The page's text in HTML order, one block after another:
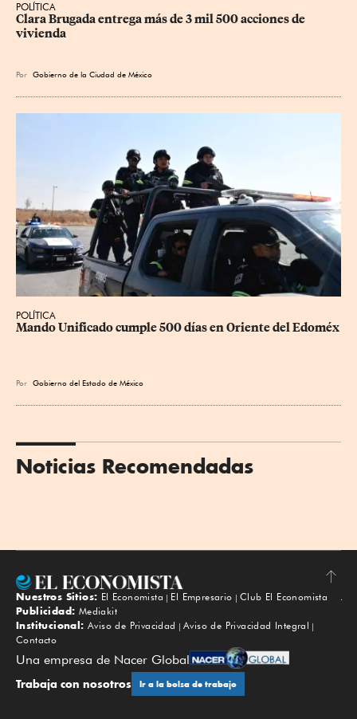
POLÍTICA
Clara Brugada entrega más de 3 mil 500 acciones de
vivienda
Por Gobierno de la Ciudad de México
POLÍTICA
Mando Unificado cumple 500 días en Oriente del Edoméx
Por Gobierno del Estado de México
Noticias Recomendadas
Subir
Nuestros Sitios: El Economista El Empresario
Club El Economista
Publicidad: Mediakit
Institucional: Aviso de Privacidad
Aviso de Privacidad Integral
Contacto
Una empresa de Nacer Global
Trabaja con nosotros Ir a la bolsa de trabajo